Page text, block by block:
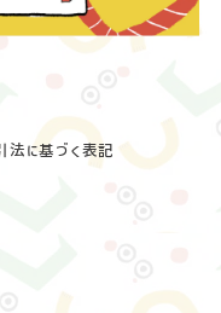
法に基づく表記